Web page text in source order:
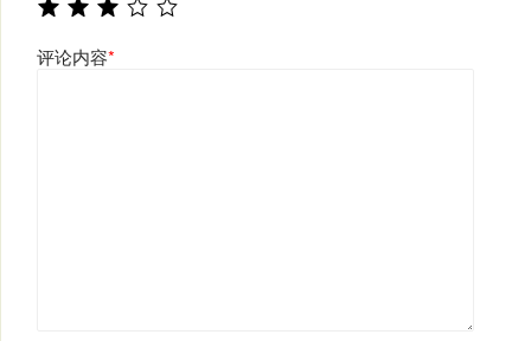
评论内容*